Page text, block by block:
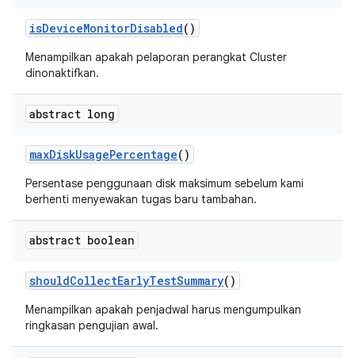
isDeviceMonitorDisabled()
Menampilkan apakah pelaporan perangkat Cluster
dinonaktifkan.
abstract long
maxDiskUsagePercentage()
Persentase penggunaan disk maksimum sebelum kami
berhenti menyewakan tugas baru tambahan.
abstract boolean
shouldCollectEarlyTestSummary()
Menampilkan apakah penjadwal harus mengumpulkan
ringkasan pengujian awal.